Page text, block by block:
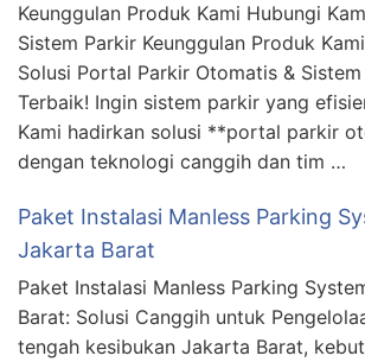
Keunggulan Produk Kami Hubungi
Sistem Parkir Keunggulan Produk
Solusi Portal Parkir Otomatis & Sistem
Terbaik! Ingin sistem parkir yang
Kami hadirkan solusi **portal parkir
dengan teknologi canggih dan tim …
Paket Instalasi Manless Parking
Jakarta Barat
Paket Instalasi Manless Parking
Barat: Solusi Canggih untuk
tengah kesibukan Jakarta Barat,